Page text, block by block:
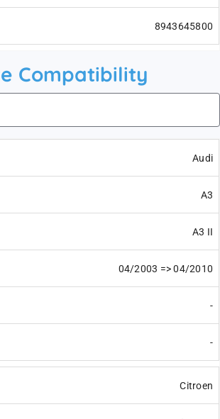
8943645800
Compatibility
Audi
A3
A3 II
04/2003 => 04/2010
-
-
Citroen